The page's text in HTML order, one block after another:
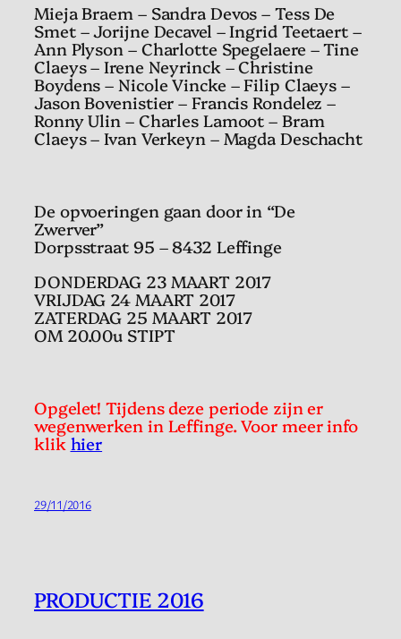
Mieja Braem – Sandra Devos – Tess De
Smet – Jorijne Decavel – Ingrid Teetaert –
Ann Plyson – Charlotte Spegelaere – Tine
Claeys – Irene Neyrinck – Christine
Boydens – Nicole Vincke – Filip Claeys –
Jason Bovenistier – Francis Rondelez –
Ronny Ulin – Charles Lamoot – Bram
Claeys – Ivan Verkeyn – Magda Deschacht
De opvoeringen gaan door in “De
Zwerver”
Dorpsstraat 95 – 8432 Leffinge
DONDERDAG 23 MAART 2017
VRIJDAG 24 MAART 2017
ZATERDAG 25 MAART 2017
OM 20.00u STIPT
Opgelet! Tijdens deze periode zijn er
wegenwerken in Leffinge. Voor meer info
klikhier
29/11/2016
PRODUCTIE 2016